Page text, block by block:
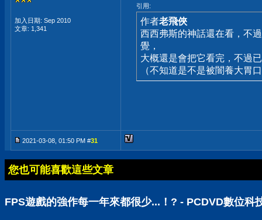
加入日期: Sep 2010
文章: 1,341
引用:
作者老飛俠
西西弗斯的神話還在看，不
覺，
大概還是會把它看完，不過
（不知道是不是被闇養大胃
2021-03-08, 01:50 PM #31
您也可能喜歡這些文章
FPS遊戲的強作每一年來都很少...！? - PCDVD數位科